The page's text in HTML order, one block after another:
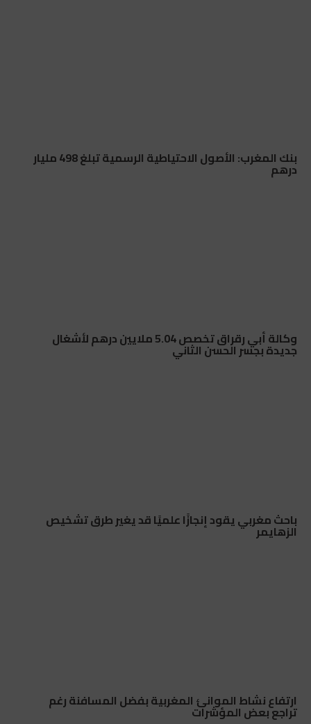
بنك المغرب: الأصول الاحتياطية الرسمية تبلغ 498 مليار
درهم
وكالة أبي رقراق تخصص 5.04 ملايين درهم لأشغال
جديدة بجسر الحسن الثاني
باحث مغربي يقود إنجازًا علميًا قد يغير طرق تشخيص
الزهايمر
ارتفاع نشاط الموانئ المغربية بفضل المسافنة رغم
تراجع بعض المؤشرات